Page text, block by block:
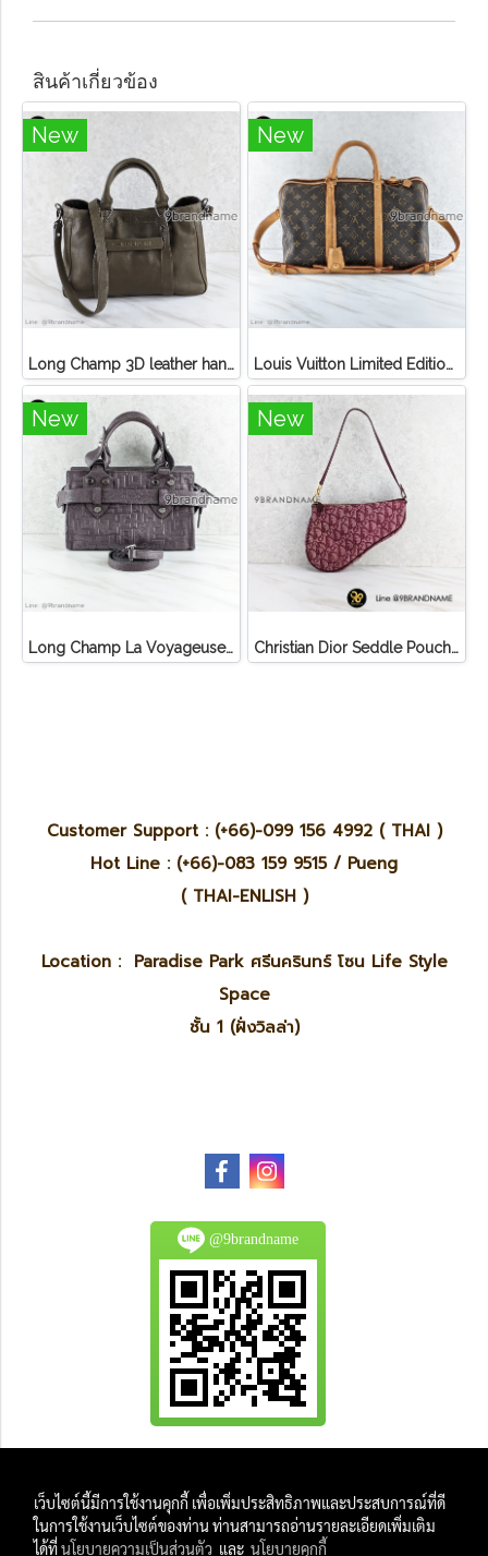
สินค้าเกี่ยวข้อง
New
Long Champ 3D leather handbag
New
Louis Vuitton Limited Edition Monogram Canvas Sofia Coppola SC Bag
New
Long Champ La Voyageuse Bag Leather
New
Christian Dior Seddle Pouch Accessory Hand Bag
Customer Support : (+66)-099 156 4992 ( THAI )
Hot Line : (+66)-083 159 9515 / Pueng
( THAI-ENLISH )
Location : Paradise Park ศรีนครินทร์ โซน Life Style
Space
ชั้น 1 (ฝั่งวิลล่า)
@9brandname
And
All Photo in this website were taken by
เว็บไซต์นี้มีการใช้งานคุกกี้ เพื่อเพิ่มประสิทธิภาพและประสบการณ์ที่ดี
ในการใช้งานเว็บไซต์ของท่าน ท่านสามารถอ่านรายละเอียดเพิ่มเติม
ได้ที่นโยบายความเป็นส่วนตัว และ นโยบายคุกกี้